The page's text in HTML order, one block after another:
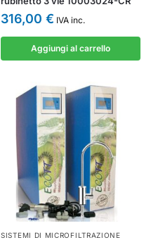
316,00 € IVA inc.
Aggiungi al carrello
SISTEMI DI MICROFILTRAZIONE